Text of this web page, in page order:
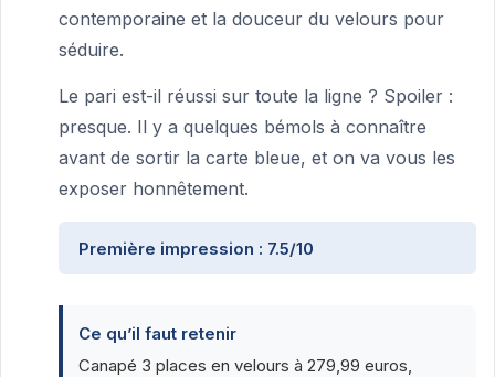
contemporaine et la douceur du velours pour
séduire.
Le pari est-il réussi sur toute la ligne ? Spoiler :
presque. Il y a quelques bémols à connaître
avant de sortir la carte bleue, et on va vous les
exposer honnêtement.
Première impression : 7.5/10
Ce qu’il faut retenir
Canapé 3 places en velours à 279,99 euros,